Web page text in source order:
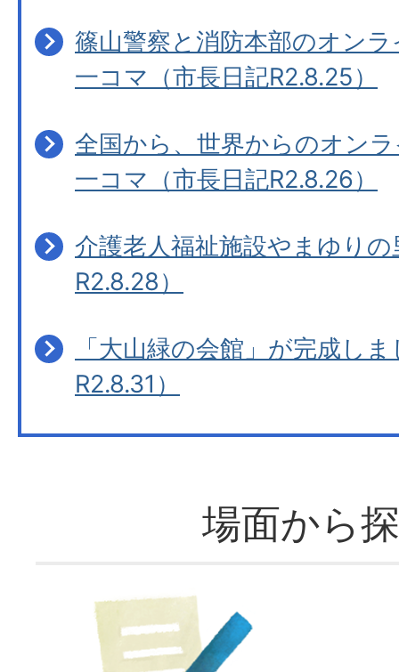
篠山警察と消防本部のオン
一コマ（市長日記R2.8.25）
全国から、世界からのオン
一コマ（市長日記R2.8.26）
介護老人福祉施設やまゆり
R2.8.28）
「大山緑の会館」が完成し
R2.8.31）
場面から